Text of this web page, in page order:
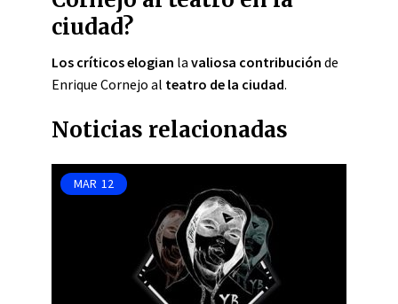
ciudad?
Los críticos elogian la valiosa contribución de
Enrique Cornejo al teatro de la ciudad.
Noticias relacionadas
MAR 12